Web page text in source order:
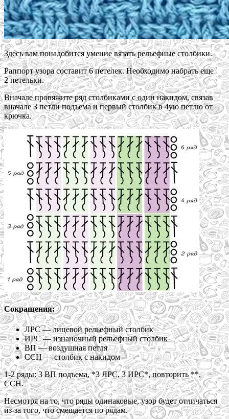
Здесь вам понадобится умение вязать рельефные столбики.
Раппорт узора составит 6 петелек. Необходимо набрать еще
2 петельки.
Вначале провяжите ряд столбиками с один накидом, связав
вначале 3 петли подъема и первый столбик в 4ую петлю от
крючка.
Сокращения:
ЛРС — лицевой рельефный столбик
ИРС — изнаночный рельефный столбик
ВП — воздушная петля
ССН — столбик с накидом
1-2 ряды: 3 ВП подъема, *3 ЛРС, 3 ИРС*, повторить **,
ССН.
Несмотря на то, что ряды одинаковые, узор будет отличаться
из-за того, что смещается по рядам.